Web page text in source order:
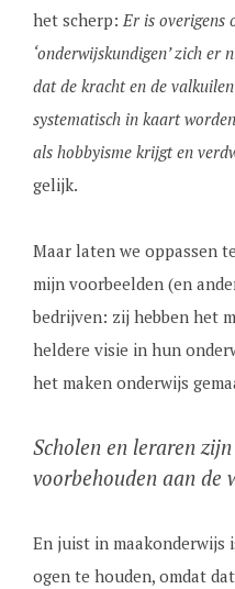
het scherp: Er is overigens
‘onderwijskundigen’ zich er
dat de kracht en de
systematisch in kaart
als hobbyisme krijgt en
gelijk.
Maar laten we oppassen
mijn voorbeelden (en
bedrijven: zij hebben het
heldere visie in hun
het maken onderwijs
Scholen en leraren
voorbehouden aan de
En juist in maakonderwijs
ogen te houden, omdat